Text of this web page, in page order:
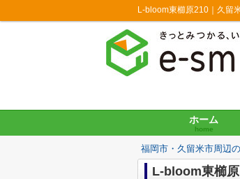
L-bloom東櫛原210｜久留
ホーム
home
福岡市・久留米市周辺
L-bloom東櫛